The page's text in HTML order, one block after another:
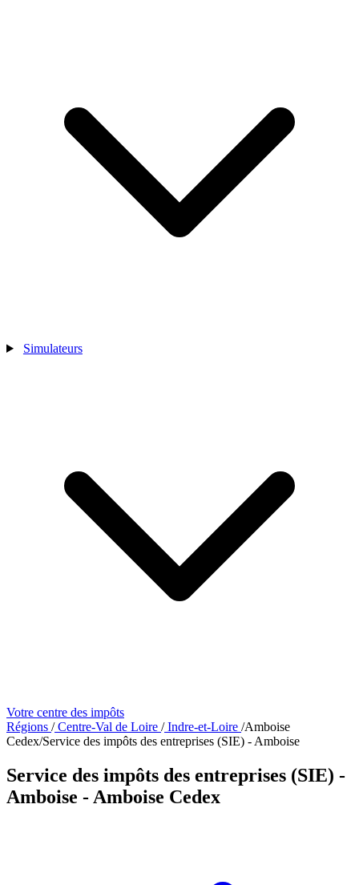
Simulateurs
Votre centre des impôts
Régions /Centre-Val de Loire /Indre-et-Loire /Amboise
Cedex/Service des impôts des entreprises (SIE) - Amboise
Service des impôts des entreprises (SIE) -
Amboise - Amboise Cedex